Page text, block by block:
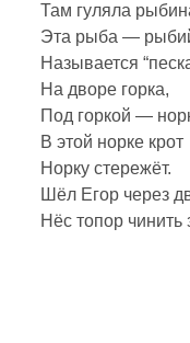
Там гуляла
Эта рыба —
Называется
На дворе горка,
Под горкой —
В этой норке крот
Норку стережёт.
Шёл Егор через
Нёс топор чинить